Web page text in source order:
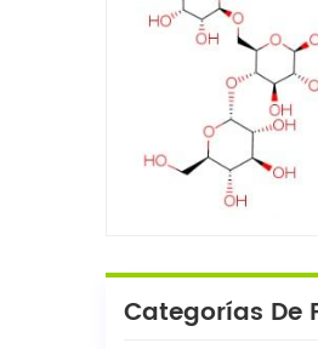
Categorías De